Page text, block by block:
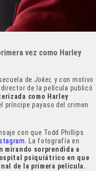
vez como Harley
de Joker, y con motivo
de la película publicó
como Harley
príncipe payaso del crimen
con que Todd Phillips
La fotografía en
mirando sorprendida a
psiquiátrico en que
de la primera película.